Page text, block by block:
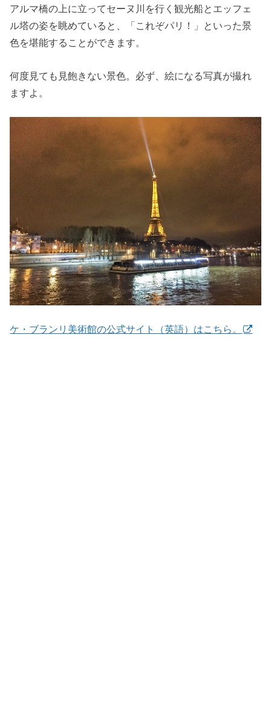
アルマ橋の上に立ってセーヌ川を行く観光船とエッフェ
ル塔の姿を眺めていると、「これぞパリ！」といった景
色を堪能することができます。
何度見ても見飽きない景色。必ず、絵になる写真が撮れ
ますよ。
ケ・ブランリ美術館の公式サイト（英語）はこちら。